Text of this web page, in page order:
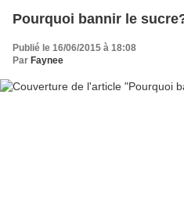
Pourquoi bannir le
Publié le 16/06/2015 à 18:08
Par Faynee